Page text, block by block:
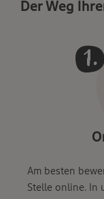
Der Weg
Am besten
Stelle online. In